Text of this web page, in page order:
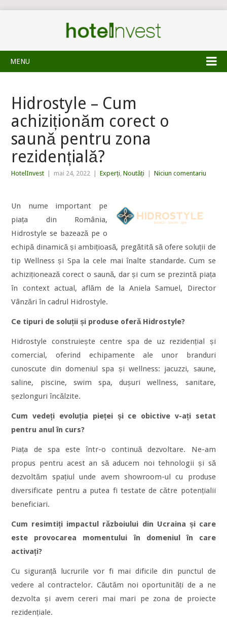
MENU
Hidrostyle – Cum
achiziționăm corect o
saună pentru zona
rezidențială?
HotelInvest mai 24, 2022 Experți,Noutăți Niciun comentariu
Un nume important pe
piața din România,
Hidrostyle se bazează pe o
echipă dinamică și ambițioasă, pregătită să ofere soluții de
tip Wellness și Spa la cele mai înalte standarde. Cum se
achiziționează corect o saună, dar și cum se prezintă piața
în context actual, aflăm de la Aniela Samuel, Director
Vânzări în cadrul Hidrostyle.
Ce tipuri de soluții și produse oferă Hidrostyle?
Hidrostyle construiește centre spa de uz rezidențial și
comercial, oferind echipamente ale unor branduri
cunoscute din domeniul spa și wellness: jacuzzi, saune,
saline, piscine, swim spa, dușuri wellness, sanitare,
șezlonguri încălzite.
Cum vedeți evoluția pieței și ce obictive v-ați setat
pentru anul în curs?
Piața de spa este într-o continuă dezvoltare. Ne-am
propus pentru acest an să aducem noi tehnologii și să
dezvoltăm spațiul unde avem showroom-ul cu produse
diversificate pentru a putea fi testate de către potențialii
beneficiari.
Cum resimtiți impactul războiului din Ucraina și care
este provocarea momentului în domeniul în care
activați?
Cu siguranță lucrurile vor fi mai dificile din punctul de
vedere al contractelor. Căutăm noi oportunități de a ne
dezvolta și avem cereri mai mari pe zona de proiecte
rezidențiale.